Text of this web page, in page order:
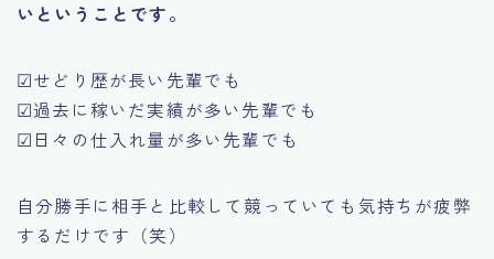
いということです。
☑せどり歴が長い先輩でも
☑過去に稼いだ実績が多い先輩でも
☑日々の仕入れ量が多い先輩でも
自分勝手に相手と比較して競っていても気持ちが疲弊
するだけです（笑）